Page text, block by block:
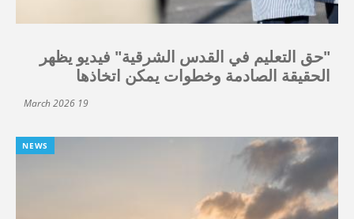
"حق التعليم في القدس الشرقية" فيديو يظهر
الحقيقة الصادمة وخطوات يمكن اتخاذها
19 March 2026
NEWS